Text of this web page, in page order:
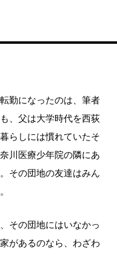
勤になったのは、筆者
、父は大学時代を西荻
らしには慣れていたそ
川医療少年院の隣にあ
その団地の友達はみん
その団地にはいなかっ
があるのなら、わざわ